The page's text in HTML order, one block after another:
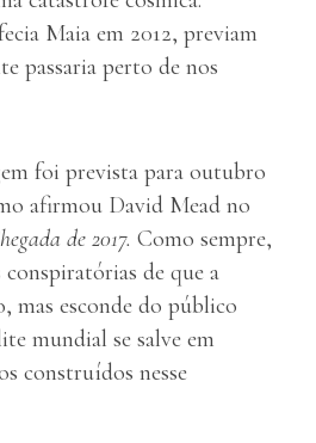
Maia em 2012, previam
passaria perto de nos
foi prevista para outubro
afirmou David Mead no
de 2017. Como sempre,
conspiratórias de que a
mas esconde do público
mundial se salve em
construídos nesse